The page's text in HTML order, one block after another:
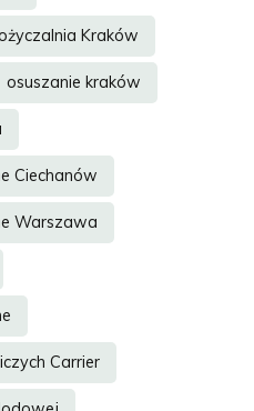
Kraków
osuszanie kraków
Ciechanów
Warszawa
Carrier